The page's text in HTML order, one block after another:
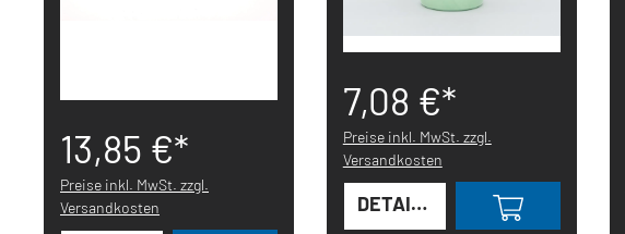
13,85 €*
Preise inkl. MwSt. zzgl.
Versandkosten
7,08 €*
Preise inkl. MwSt. zzgl.
Versandkosten
DETAILS